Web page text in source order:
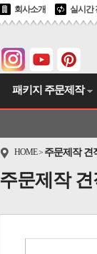
회사소개 실시간
패키지 주문제작
HOME> 주문제작 견
주문제작